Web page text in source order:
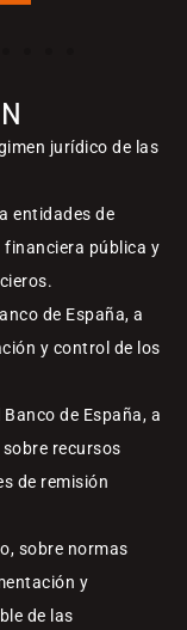
jurídico de las
entidades de
pública y
de España, a
y control de los
de España, a
recursos
de remisión
sobre normas
y
de las